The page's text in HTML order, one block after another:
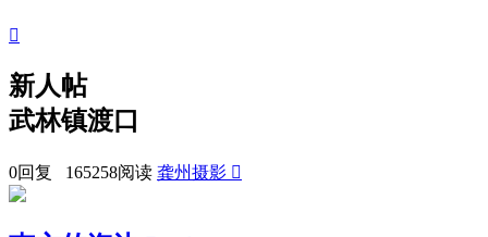

新人帖
武林镇渡口
0回复 165258阅读 龚州摄影 